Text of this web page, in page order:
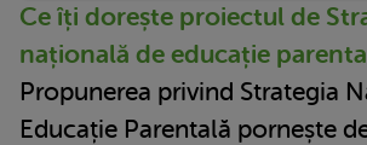
Ce îți dorește proiectul de
națională de educație
Propunerea privind Strategia
Educație Parentală pornește